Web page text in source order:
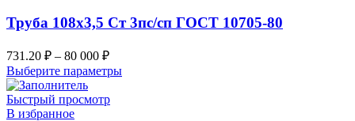
Труба 108х3,5 Ст 3пс/сп ГОСТ 10705-80
731.20 ₽ – 80 000 ₽
Выберите параметры
Быстрый просмотр
В избранное